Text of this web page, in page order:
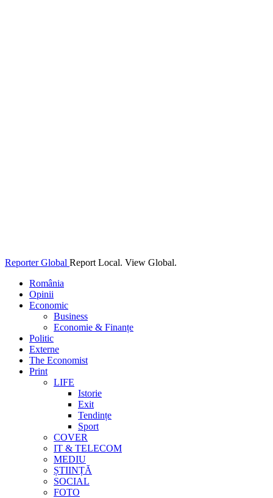
Reporter Global Report Local. View Global.
România
Opinii
Economic
Business
Economie & Finanțe
Politic
Externe
The Economist
Print
LIFE
Istorie
Exit
Tendințe
Sport
COVER
IT & TELECOM
MEDIU
ȘTIINȚĂ
SOCIAL
FOTO